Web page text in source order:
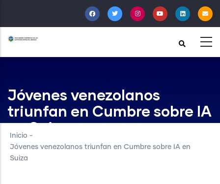
al
contenido
principal
Jóvenes venezolanos
triunfan en Cumbre sobre IA
en Suiza
Inicio -
Jóvenes venezolanos triunfan en Cumbre sobre IA en
Suiza